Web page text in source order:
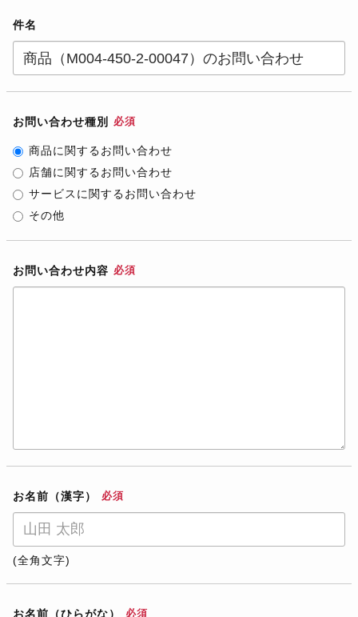
件名
お問い合わせ種別 必須
商品に関するお問い合わせ
店舗に関するお問い合わせ
サービスに関するお問い合わせ
その他
お問い合わせ内容 必須
お名前（漢字） 必須
(全角文字)
お名前（ひらがな） 必須